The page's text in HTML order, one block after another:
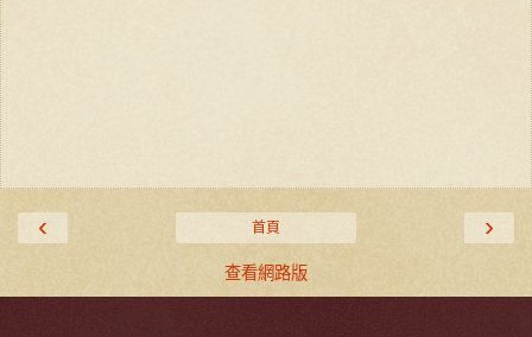
‹ ›
首頁
查看網路版